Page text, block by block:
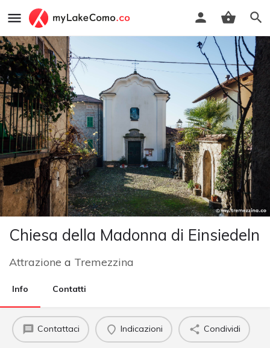
Chiesa della Madonna di Einsiedeln
Attrazione a Tremezzina
Info Contatti
Contattaci Indicazioni Condividi